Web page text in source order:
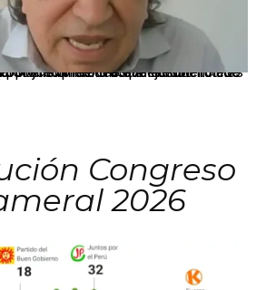
presentada por el expresidente Alejandro Toledo será evaluada por la Comisión de Gracias Presidenciales conforme al procedimiento establecido.
Congreso
2026